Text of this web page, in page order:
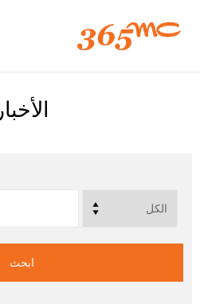
الأخبار
ابحث